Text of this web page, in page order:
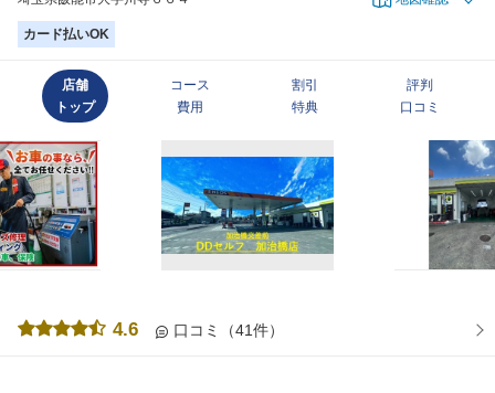
カード払いOK
店舗
トップ
コース
費用
割引
特典
評判
口コミ
4.6 口コミ（41件）